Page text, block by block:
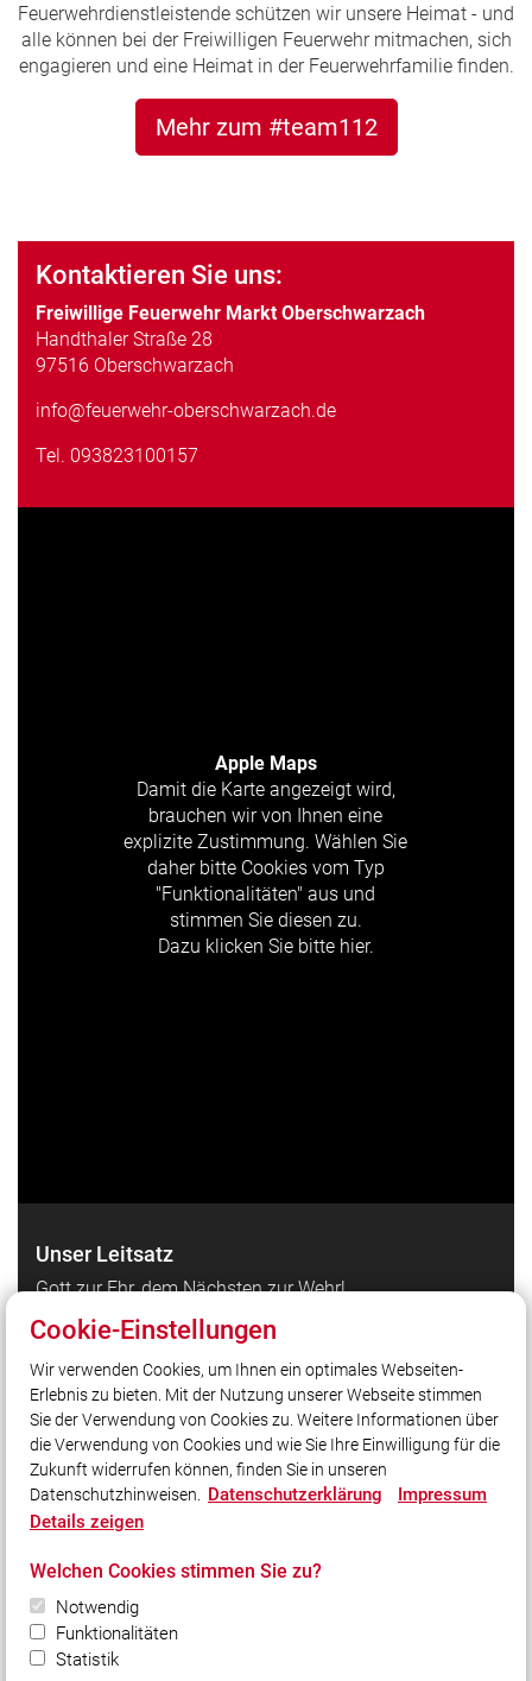
Feuerwehrdienstleistende schützen wir unsere Heimat - und
alle können bei der Freiwilligen Feuerwehr mitmachen, sich
engagieren und eine Heimat in der Feuerwehrfamilie finden.
Mehr zum #team112
Kontaktieren Sie uns:
Freiwillige Feuerwehr Markt Oberschwarzach
Handthaler Straße 28
97516 Oberschwarzach
info@feuerwehr-oberschwarzach.de
Tel. 093823100157
Apple Maps
Damit die Karte angezeigt wird,
brauchen wir von Ihnen eine
explizite Zustimmung. Wählen Sie
daher bitte Cookies vom Typ
"Funktionalitäten" aus und
stimmen Sie diesen zu.
Dazu klicken Sie bitte hier.
Unser Leitsatz
Gott zur Ehr, dem Nächsten zur Wehr!
Quicklinks
Markt Oberschwarzach
Kreisfeuerwehrverband Schweinfurt
Social Media
Bleiben Sie mit uns in Kontakt und vernetzen Sie sich
mit uns!
Cookie-Einstellungen
Wir verwenden Cookies, um Ihnen ein optimales Webseiten-
Erlebnis zu bieten. Mit der Nutzung unserer Webseite stimmen
Sie der Verwendung von Cookies zu. Weitere Informationen über
die Verwendung von Cookies und wie Sie Ihre Einwilligung für die
Zukunft widerrufen können, finden Sie in unseren
Datenschutzhinweisen. Datenschutzerklärung
Impressum
Details zeigen
Welchen Cookies stimmen Sie zu?
Notwendig
Funktionalitäten
Statistik